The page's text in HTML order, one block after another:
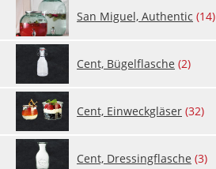
San Mi­gu­el, Au­thentic (14)
Cent, Bü­gel­fla­sche (2)
Cent, Ein­weck­glä­ser (32)
Cent, Dres­sing­fla­sche (3)